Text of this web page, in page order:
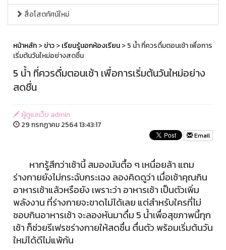
สื่อโสตทัศน์ใหม่
หน้าหลัก>ข่าว>เรียนรู้นอกห้องเรียน> 5 น้ำ ที่ควรดื่มตอนเช้า เพื่อการ
เริ่มต้นวันใหม่อย่างสดชื่น
5 น้ำ ที่ควรดื่มตอนเช้า เพื่อการเริ่มต้นวันใหม่อย่าง
สดชื่น
ผู้ดูแลเว็บ admin
29 กรกฏาคม 2564 13:43:17
Email
หากรู้สึกว่าเช้านี้ สมองมันตื้อ ๆ เหนื่อยล้า แถม
ร่างกายยังไม่กระฉับกระเฉง ลองคิดดูว่า เมื่อเช้าคุณกิน
อาหารเช้าแล้วหรือยัง เพราะว่า อาหารเช้า เป็นตัวเพิ่ม
พลังงาน ที่ร่างกายจะขาดไม่ได้เลย แต่สำหรับใครที่ไม่
ชอบกินอาหารเช้า จะลองหันมาดื่ม 5 น้ำเพื่อสุขภาพนี้ทุก
เช้า ก็ช่วยรีเฟรชร่างกายให้สดชื่น ตื่นตัว พร้อมเริ่มต้นวัน
ใหม่ได้ดีไม่แพ้กัน